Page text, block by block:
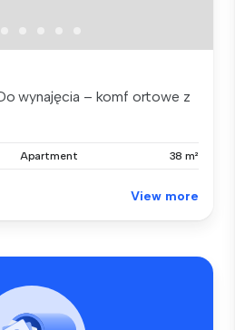
wynajęcia – komf ortowe z
Apartment 38 m²
View more